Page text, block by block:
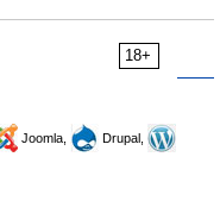
18+
Joomla,
Drupal,